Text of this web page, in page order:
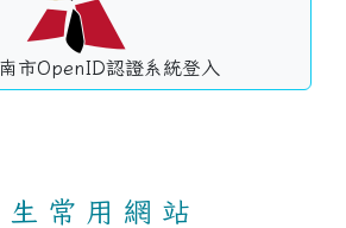
市OpenID認證系統登入
生 常 用 網 站